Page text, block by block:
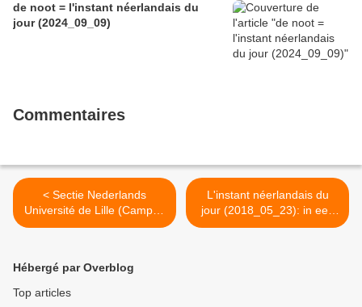
de noot = l'instant néerlandais du
jour (2024_09_09)
Commentaires
< Sectie Nederlands
Université de Lille (Campus
Pont de Bois)
L'instant néerlandais du
jour (2018_05_23): in een
zwembad werken >
Hébergé par Overblog
Top articles